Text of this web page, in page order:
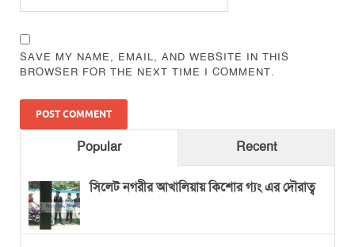
SAVE MY NAME, EMAIL, AND WEBSITE IN THIS
BROWSER FOR THE NEXT TIME I COMMENT.
Popular Recent
সিলেট নগরীর আখালিয়ায় কিশোর গ্যং এর দৌরাত্ব